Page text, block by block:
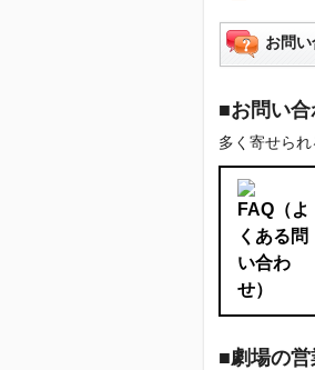
お問
■お問い
多く寄せら
■劇場の